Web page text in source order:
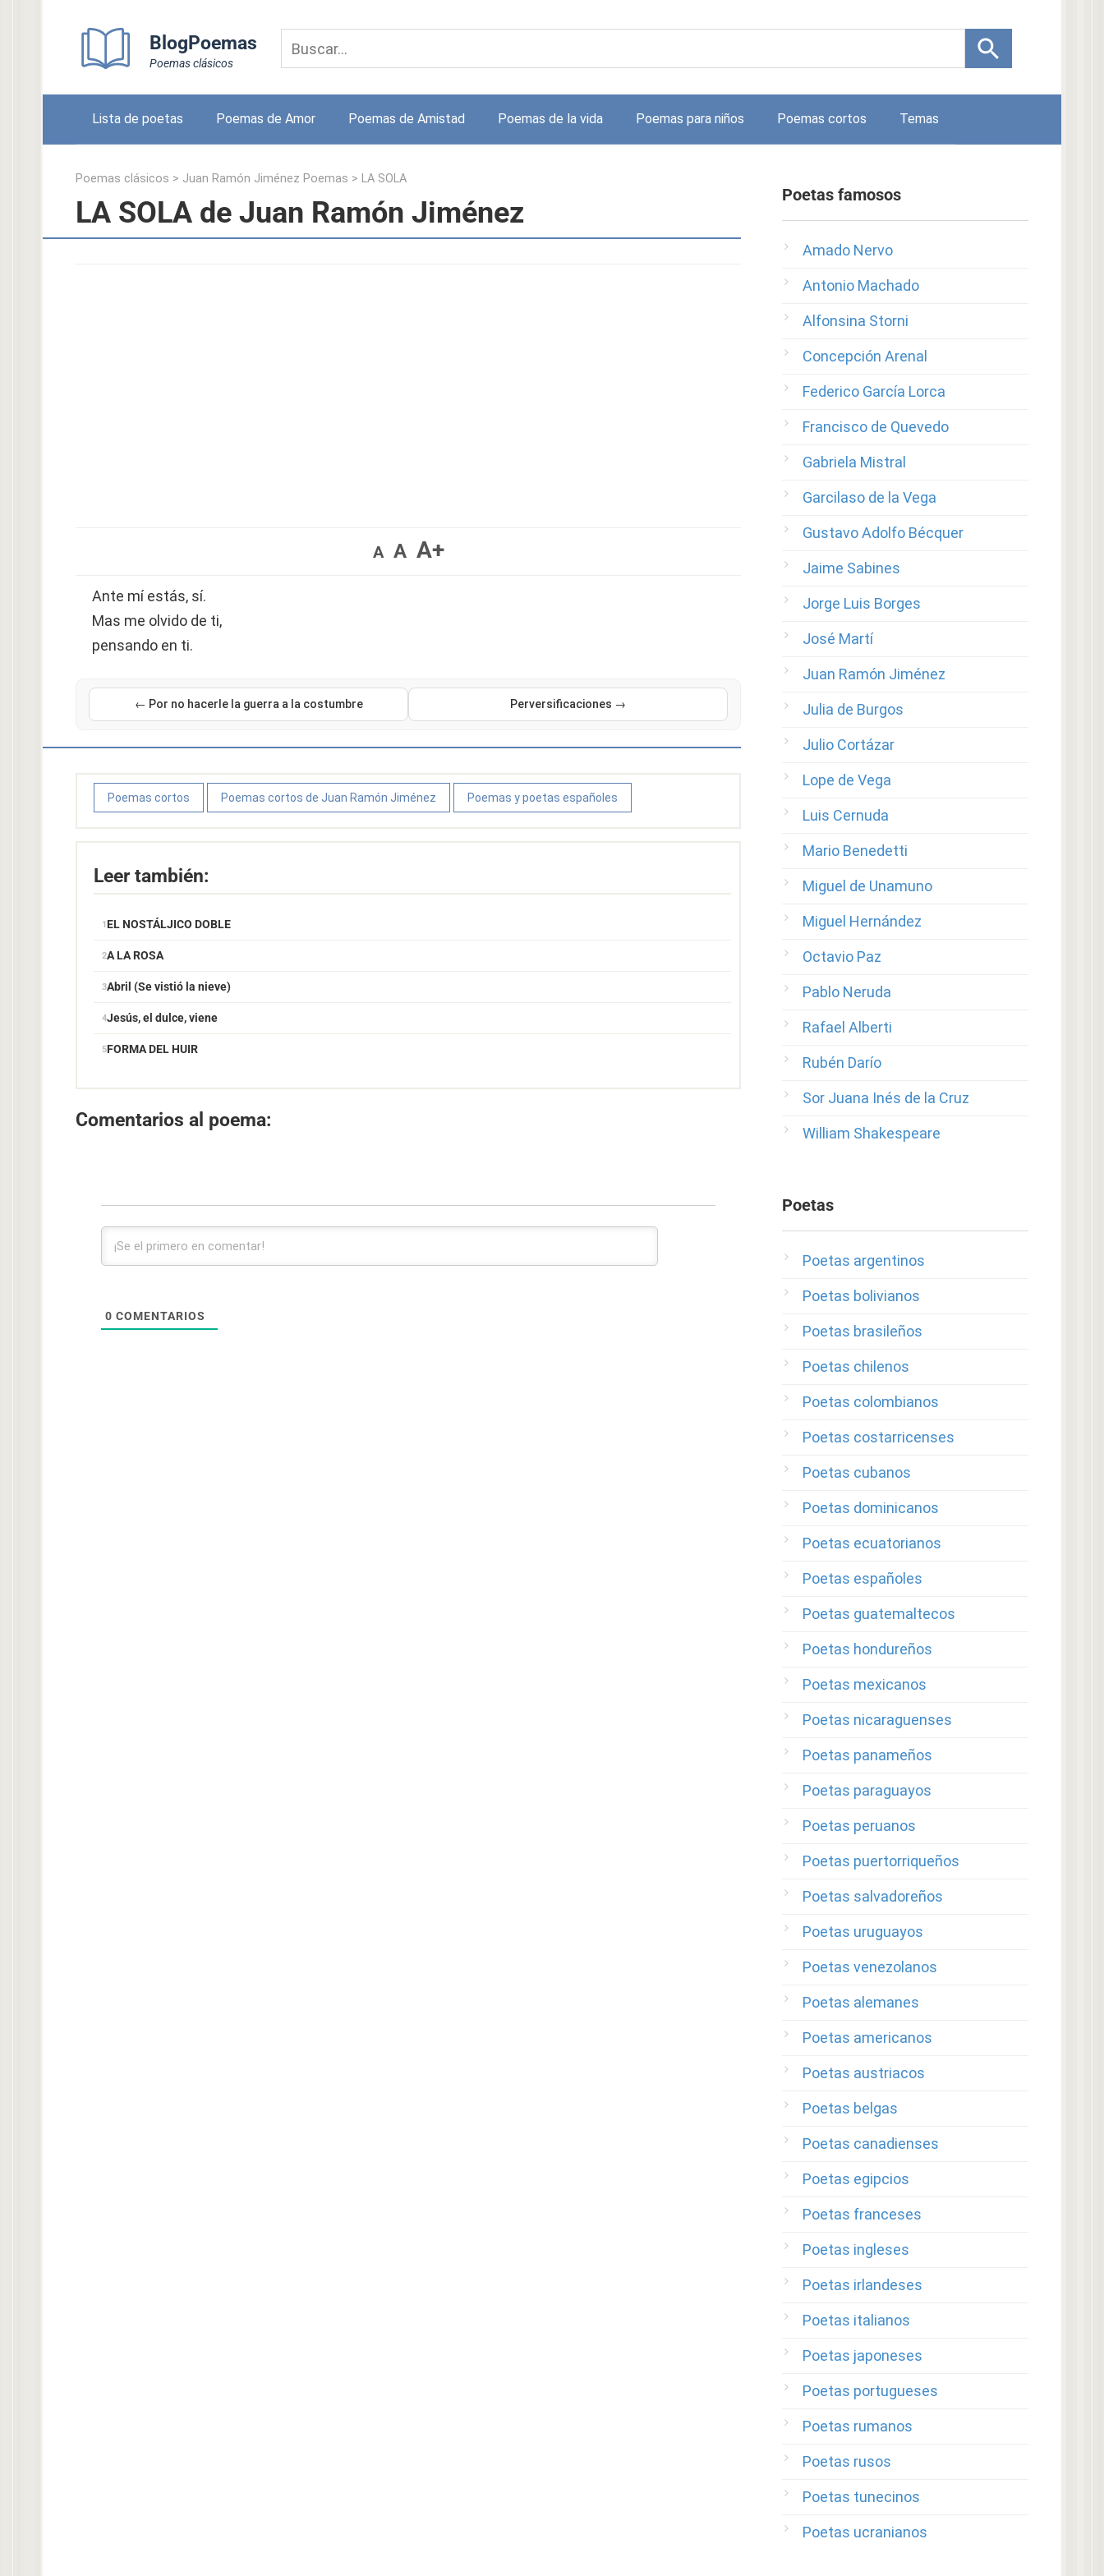
BlogPoemas
Poemas clásicos
Lista de poetas Poemas de Amor Poemas de Amistad Poemas de la vida Poemas para niños Poemas cortos Temas
Poemas clásicos > Juan Ramón Jiménez Poemas > LA SOLA
LA SOLA de Juan Ramón Jiménez
A A A+
Ante mí estás, sí.
Mas me olvido de ti,
pensando en ti.
← Por no hacerle la guerra a la costumbre Perversificaciones →
Poemas cortos Poemas cortos de Juan Ramón Jiménez Poemas y poetas españoles
Leer también:
EL NOSTÁLJICO DOBLE
A LA ROSA
Abril (Se vistió la nieve)
Jesús, el dulce, viene
FORMA DEL HUIR
Comentarios al poema:
0 COMENTARIOS
Poetas famosos
Amado Nervo
Antonio Machado
Alfonsina Storni
Concepción Arenal
Federico García Lorca
Francisco de Quevedo
Gabriela Mistral
Garcilaso de la Vega
Gustavo Adolfo Bécquer
Jaime Sabines
Jorge Luis Borges
José Martí
Juan Ramón Jiménez
Julia de Burgos
Julio Cortázar
Lope de Vega
Luis Cernuda
Mario Benedetti
Miguel de Unamuno
Miguel Hernández
Octavio Paz
Pablo Neruda
Rafael Alberti
Rubén Darío
Sor Juana Inés de la Cruz
William Shakespeare
Poetas
Poetas argentinos
Poetas bolivianos
Poetas brasileños
Poetas chilenos
Poetas colombianos
Poetas costarricenses
Poetas cubanos
Poetas dominicanos
Poetas ecuatorianos
Poetas españoles
Poetas guatemaltecos
Poetas hondureños
Poetas mexicanos
Poetas nicaraguenses
Poetas panameños
Poetas paraguayos
Poetas peruanos
Poetas puertorriqueños
Poetas salvadoreños
Poetas uruguayos
Poetas venezolanos
Poetas alemanes
Poetas americanos
Poetas austriacos
Poetas belgas
Poetas canadienses
Poetas egipcios
Poetas franceses
Poetas ingleses
Poetas irlandeses
Poetas italianos
Poetas japoneses
Poetas portugueses
Poetas rumanos
Poetas rusos
Poetas tunecinos
Poetas ucranianos